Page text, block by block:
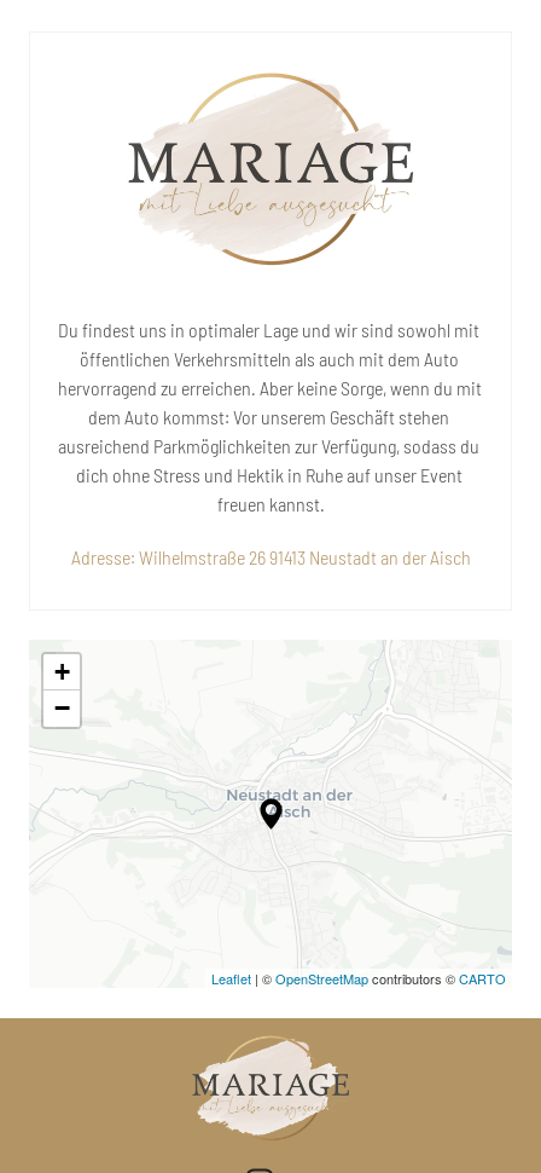
Du findest uns in optimaler Lage und wir sind sowohl
öffentlichen Verkehrsmitteln als auch mit dem
hervorragend zu erreichen. Aber keine Sorge, wenn du
dem Auto kommst: Vor unserem Geschäft
ausreichend Parkmöglichkeiten zur Verfügung, sodass
dich ohne Stress und Hektik in Ruhe auf unser
Event
freuen kannst.
Adresse: Wilhelmstraße 26 91413 Neustadt an der Aisch
+
−
Leaflet | ©OpenStreetMapcontributors ©CARTO